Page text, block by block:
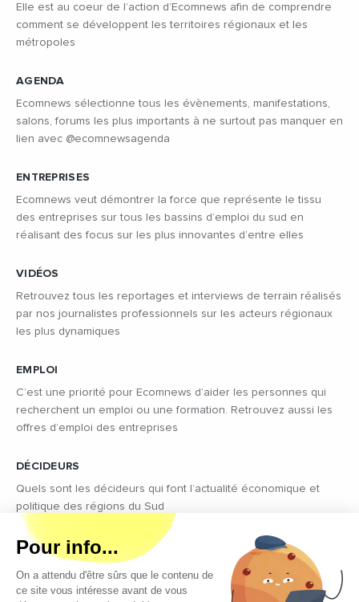
Elle est au coeur de l’action d’Ecomnews afin de comprendre
comment se développent les territoires régionaux et les
métropoles
AGENDA
Ecomnews sélectionne tous les évènements, manifestations,
salons, forums les plus importants à ne surtout pas manquer en
lien avec @ecomnewsagenda
ENTREPRISES
Ecomnews veut démontrer la force que représente le tissu
des entreprises sur tous les bassins d’emploi du sud en
réalisant des focus sur les plus innovantes d’entre elles
VIDÉOS
Retrouvez tous les reportages et interviews de terrain réalisés
par nos journalistes professionnels sur les acteurs régionaux
les plus dynamiques
EMPLOI
C’est une priorité pour Ecomnews d’aider les personnes qui
recherchent un emploi ou une formation. Retrouvez aussi les
offres d’emploi des entreprises
DÉCIDEURS
Quels sont les décideurs qui font l’actualité économique et
politique des régions du Sud